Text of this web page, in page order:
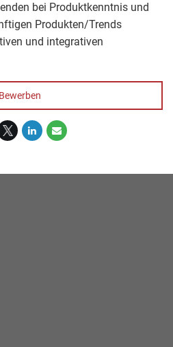
bei Produktkenntnis und
Produkten/Trends
und integrativen
Bewerben